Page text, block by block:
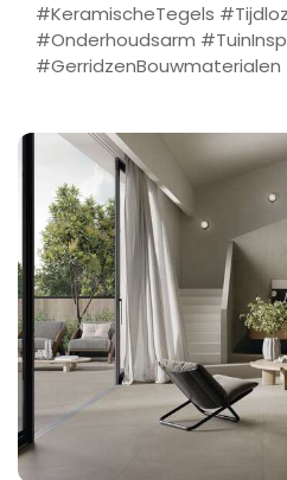
#KeramischeTegels
#Onderhoudsarm
#GerridzenBouwmaterialen